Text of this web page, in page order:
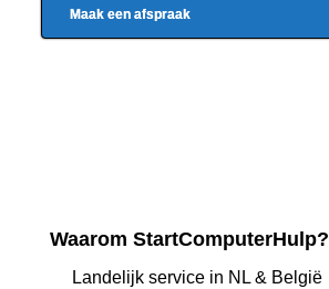
Maak een afspraak
Waarom StartComputerHulp?
Landelijk service in NL & België